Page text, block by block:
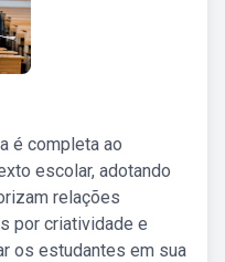
é completa ao
escolar, adotando
relações
por criatividade e
os estudantes em sua